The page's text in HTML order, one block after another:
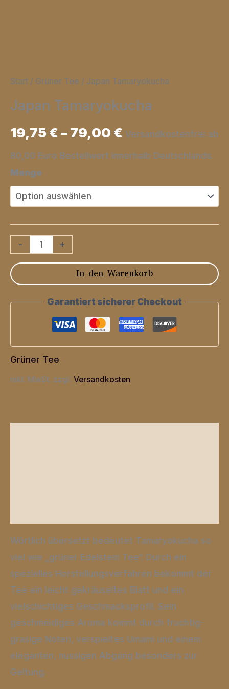
Start / Grüner Tee / Japan Tamaryokucha
Japan Tamaryokucha
19,75€–79,00€ Versandkostenfrei ab
80,00 Euro Bestellwert innerhalb Deutschlands.
Menge
-
Japan
Menge
+
In den Warenkorb
Garantiert sicherer Checkout
Grüner Tee
inkl. MwSt. zzgl. Versandkosten
Wörtlich übersetzt bedeutet Tamaryokucha so
viel wie „grüner Edelstein Tee“. Durch ein
spezielles Herstellungsverfahren bekommt der
Tee ein leicht gekräuseltes Blatt und ein
vielschichtiges Geschmacksprofil. Sein
geschmeidiges Aroma kommt durch fruchtig-
grasige Noten, verspieltes Umami und einem
eleganten, nussigen Abgang besonders zur
Geltung.